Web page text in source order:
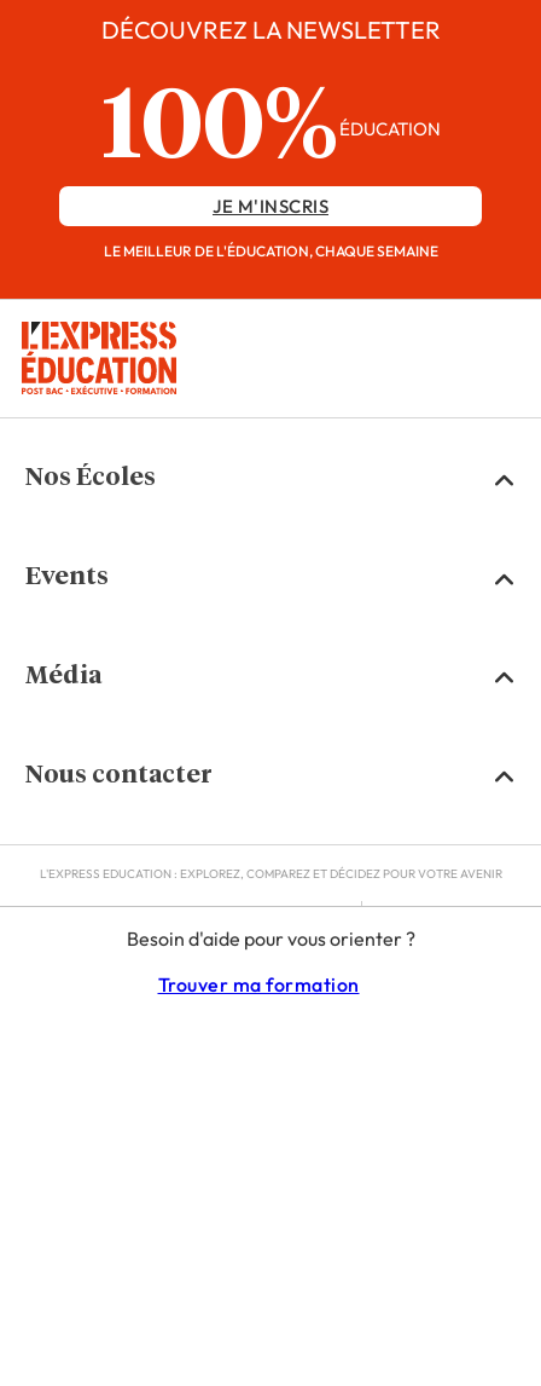
Besoin d'aide pour vous orienter ?
Trouver ma formation
DÉCOUVREZ LA NEWSLETTER
100% ÉDUCATION
JE M'INSCRIS
LE MEILLEUR DE L'ÉDUCATION, CHAQUE SEMAINE
Nos Écoles
Events
Média
Nous contacter
L'EXPRESS EDUCATION : EXPLOREZ, COMPAREZ ET DÉCIDEZ POUR VOTRE AVENIR
RGPD